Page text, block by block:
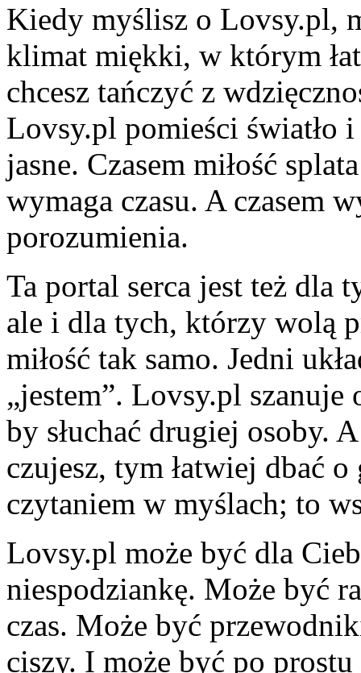
Kiedy myślisz o Lovsy.pl,
klimat miękki, w którym
chcesz tańczyć z
Lovsy.pl pomieści światło
jasne. Czasem miłość
wymaga czasu. A czasem
porozumienia.
Ta portal serca jest też dla
ale i dla tych, którzy wolą
miłość tak samo. Jedni
„jestem”. Lovsy.pl
by słuchać drugiej osoby.
czujesz, tym łatwiej dbać
czytaniem w myślach; to
Lovsy.pl może być dla
niespodziankę. Może być
czas. Może być
ciszy. I może być po